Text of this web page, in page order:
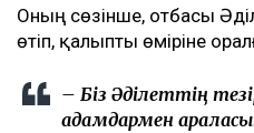
Оның сөзінше, отбасы
өтіп, қалыпты өміріне
– Біз Әділеттің
адамдармен